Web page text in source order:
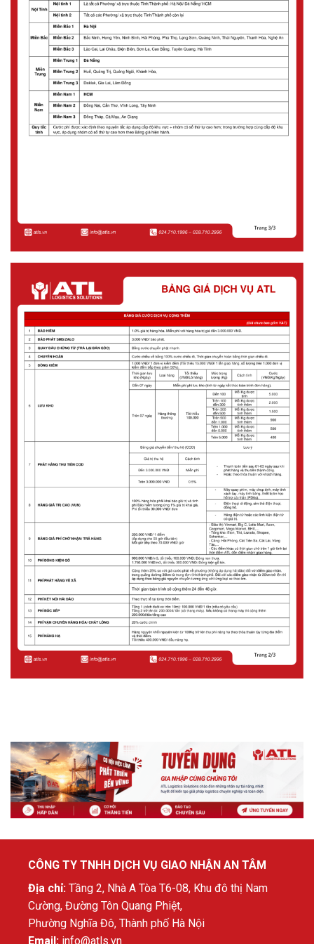
CÔNG TY TNHH DỊCH VỤ GIAO NHẬN AN TÂM
Địa chỉ:Tầng 2, Nhà A Tòa T6-08, Khu đô thị Nam
Cường, Đường Tôn Quang Phiệt,
Phường Nghĩa Đô, Thành phố Hà Nội
Email: info@atls.vn